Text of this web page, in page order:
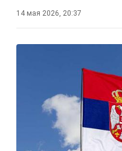
14 мая 2026, 20:37